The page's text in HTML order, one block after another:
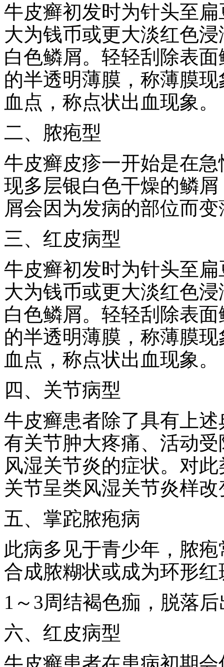
牛皮癣初发时为针头至
大为钱币或更大淡红色
白色鳞屑。轻轻刮除表
的半透明薄膜，称薄膜
血点，称点状出血现象。
二、脓疱型
牛皮癣皮疹一开始是在
现多层银白色干燥的鳞
屑会因为发病的部位而
三、红皮病型
牛皮癣初发时为针头至
大为钱币或更大淡红色
白色鳞屑。轻轻刮除表
的半透明薄膜，称薄膜
血点，称点状出血现象。
四、关节病型
牛皮癣患者除了具有上
有关节肿大疼痛、活动
风湿关节炎的症状。对
关节呈类风湿关节炎样改
五、掌跎脓疱病
此病多见于青少年，脓
合成脓糊状或成为环形
1～3周结褐色痂，脱落
六、红皮病型